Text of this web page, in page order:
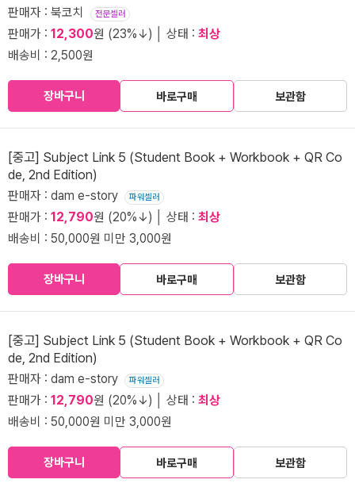
판매자 : 북코치 전문셀러
판매가 : 12,300원 (23%↓) │ 상태 : 최상
배송비 : 2,500원
장바구니 바로구매 보관함
[중고] Subject Link 5 (Student Book + Workbook + QR Co
de, 2nd Edition)
판매자 : dam e-story 파워셀러
판매가 : 12,790원 (20%↓) │ 상태 : 최상
배송비 : 50,000원 미만 3,000원
장바구니 바로구매 보관함
[중고] Subject Link 5 (Student Book + Workbook + QR Co
de, 2nd Edition)
판매자 : dam e-story 파워셀러
판매가 : 12,790원 (20%↓) │ 상태 : 최상
배송비 : 50,000원 미만 3,000원
장바구니 바로구매 보관함